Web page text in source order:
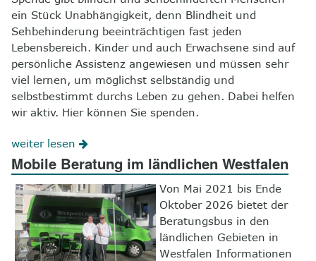
ein Stück Unabhängigkeit, denn Blindheit und
Sehbehinderung beeinträchtigen fast jeden
Lebensbereich. Kinder und auch Erwachsene sind auf
persönliche Assistenz angewiesen und müssen sehr
viel lernen, um möglichst selbständig und
selbstbestimmt durchs Leben zu gehen. Dabei helfen
wir aktiv. Hier können Sie spenden.
weiter lesen
Mobile Beratung im ländlichen Westfalen
Von Mai 2021 bis Ende
Oktober 2026 bietet der
Beratungsbus in den
ländlichen Gebieten in
Westfalen Informationen